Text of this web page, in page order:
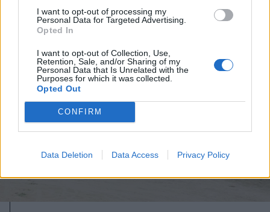
I want to opt-out of processing my
Personal Data for Targeted Advertising.
Opted In
I want to opt-out of Collection, Use,
Retention, Sale, and/or Sharing of my
Personal Data that Is Unrelated with the
Purposes for which it was collected.
Opted Out
CONFIRM
Data Deletion Data Access Privacy Policy